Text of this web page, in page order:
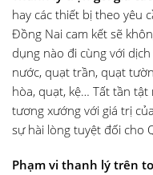
hay các thiết bị theo yêu
Đồng Nai cam kết sẽ
dụng nào đi cùng với
nước, quạt trần, quạt
hòa, quạt, kệ… Tất tần
tương xướng với giá trị
sự hài lòng tuyệt đối cho
Phạm vi thanh lý trên